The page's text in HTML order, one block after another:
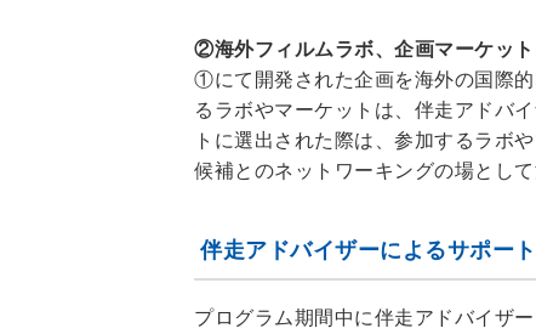
②海外フィルムラボ、企画マーケッ
①にて開発された企画を海外の国際
るラボやマーケットは、伴走アドバ
トに選出された際は、参加するラボ
候補とのネットワーキングの場として
伴走アドバイザーによるサポート
プログラム期間中に伴走アドバイザ